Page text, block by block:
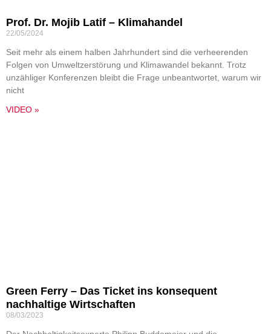
Prof. Dr. Mojib Latif – Klimahandel
22/05/2024
Seit mehr als einem halben Jahrhundert sind die verheerenden
Folgen von Umweltzerstörung und Klimawandel bekannt. Trotz
unzähliger Konferenzen bleibt die Frage unbeantwortet, warum wir
nicht
VIDEO »
Green Ferry – Das Ticket ins konsequent
nachhaltige Wirtschaften
08/03/2023